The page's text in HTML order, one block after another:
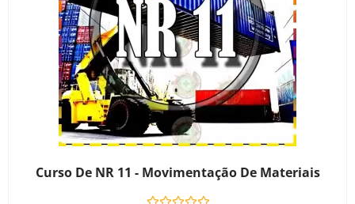
Curso De NR 11 - Movimentação De Materiais